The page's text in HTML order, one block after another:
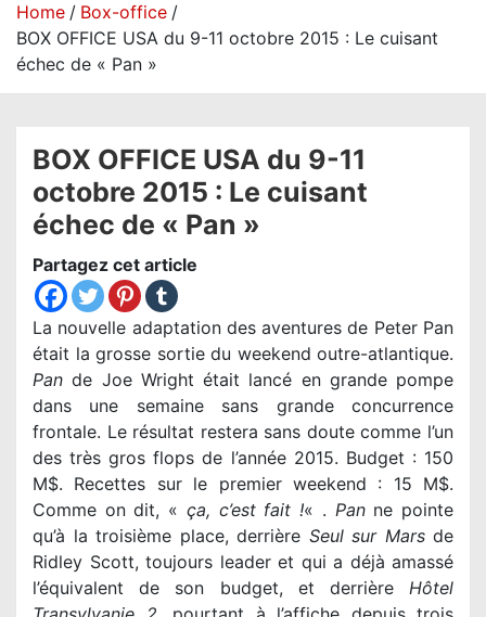
Home
Box-office
BOX OFFICE USA du 9-11 octobre 2015 : Le cuisant
échec de « Pan »
BOX OFFICE USA du 9-11
octobre 2015 : Le cuisant
échec de « Pan »
Partagez cet article
La nouvelle adaptation des aventures de Peter Pan
était la grosse sortie du weekend outre-atlantique.
Pan de Joe Wright était lancé en grande pompe
dans une semaine sans grande concurrence
frontale. Le résultat restera sans doute comme l’un
des très gros flops de l’année 2015. Budget : 150
M$. Recettes sur le premier weekend : 15 M$.
Comme on dit, « ça, c’est fait !« . Panne pointe
qu’à la troisième place, derrière Seul sur Marsde
Ridley Scott, toujours leader et qui a déjà amassé
l’équivalent de son budget, et derrière Hôtel